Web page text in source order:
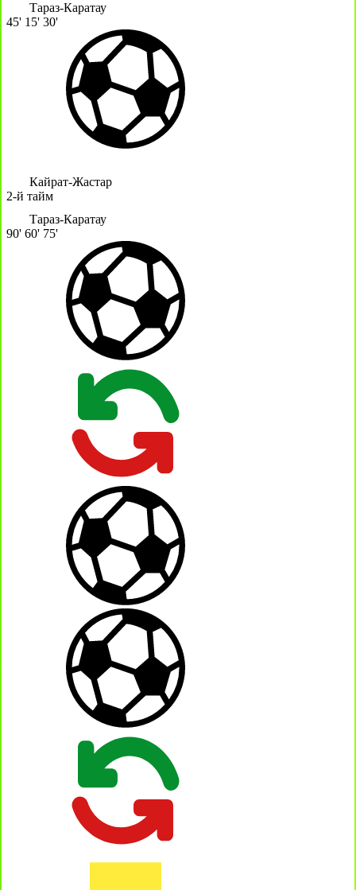
Тараз-Каратау
45' 15' 30'
Кайрат-Жастар
2-й тайм
Тараз-Каратау
90' 60' 75'